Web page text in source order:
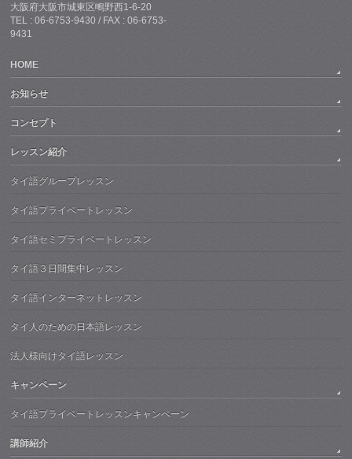
大阪府大阪市城東区鴫野西1-6-20
TEL : 06-6753-9430 / FAX : 06-6753-
9431
HOME
お知らせ
コンセプト
レッスン紹介
タイ語グループレッスン
タイ語プライベートレッスン
タイ語セミプライベートレッスン
タイ語３日間集中レッスン
タイ語インターネットレッスン
タイ人のための日本語レッスン
法人様向けタイ語レッスン
キャンペーン
タイ語プライベートレッスンキャンペーン
講師紹介